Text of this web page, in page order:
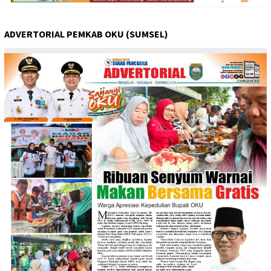
ADVERTORIAL PEMKAB OKU (SUMSEL)